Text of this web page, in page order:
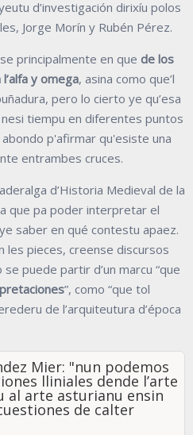
d’investigación dirixíu polos
Jorge Morín y Rubén Pérez.
principalmente en que de los
y omega, asina como que’l
pero lo cierto ye qu’esa
tiempu en diferentes puntos
abondo p'afirmar qu'esiste una
entrambes cruces.
d’Historia Medieval de la
que pa poder interpretar el
saber en qué contestu apaez.
les pieces, creense discursos
puede partir d’un marcu “que
”, como “que tol
de l’arquiteutura d’época
Mier: "nun podemos
lliniales dende l’arte
al arte asturianu ensin
de calter